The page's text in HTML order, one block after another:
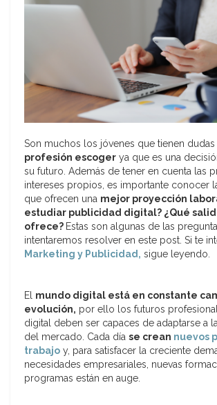
Son muchos los jóvenes que tienen
profesión escoger ya que es una
su futuro. Además de tener en cuenta las
intereses propios, es importante conocer
que ofrecen una mejor proyección
estudiar publicidad digital? ¿Qué
ofrece? Estas son algunas de las
intentaremos resolver en este post. Si te
Marketing y Publicidad, sigue leyendo.
El mundo digital está en constante
evolución, por ello los futuros
digital deben ser capaces de adaptarse a
del mercado. Cada día se crean nuevos
trabajo y, para satisfacer la creciente
necesidades empresariales, nuevas
programas están en auge.